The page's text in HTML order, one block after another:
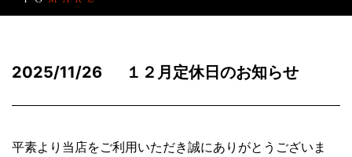
2025/11/26 １２月定休日のお知らせ
平素より当店をご利用いただき誠にありがとうございま